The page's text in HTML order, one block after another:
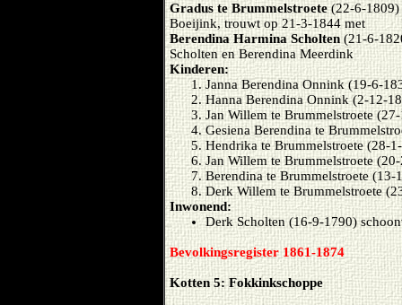
Gradus te Brummelstroete(22-6-1809)
Boeijink, trouwt op 21-3-1844 met
Berendina Harmina Scholten (21-6-
Scholten en Berendina Meerdink
Kinderen:
Janna Berendina Onnink (19-6-
Hanna Berendina Onnink (2-12-
Jan Willem te Brummelstroete
Gesiena Berendina te
Hendrika te Brummelstroete (28-
Jan Willem te Brummelstroete
Berendina te Brummelstroete (13-
Derk Willem te Brummelstroete
Inwonend:
Derk Scholten (16-9-1790)
Bevolkingsregister 1861-1874
Kotten 5: Fokkinkschoppe